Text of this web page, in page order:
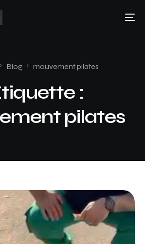
Blog mouvement pilates
:
pilates